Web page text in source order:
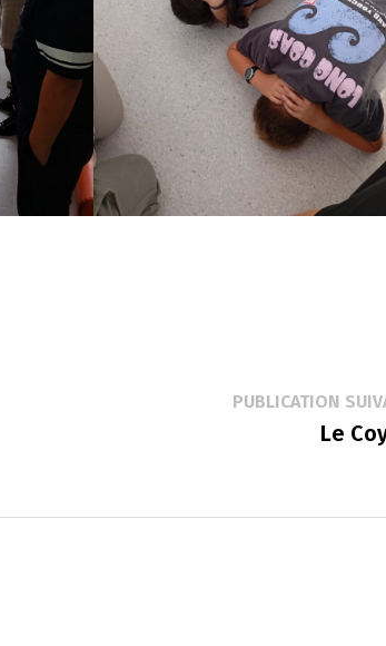
PUBLICATION
Le